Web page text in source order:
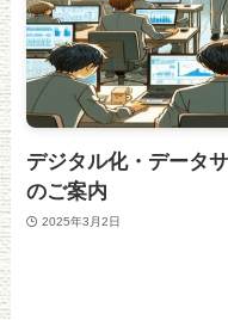
デジタル化・データ
のご案内
2025年3月2日